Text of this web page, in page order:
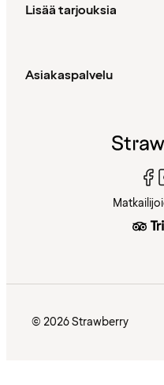
Lisää tarjouksia
Asiakaspalvelu
© 2026 Strawberry